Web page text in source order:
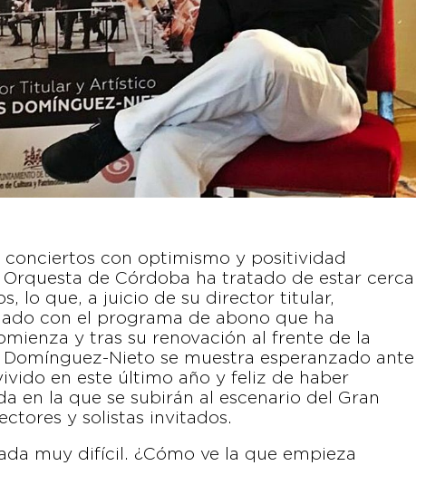
con optimismo y positividad
de Córdoba ha tratado de estar cerca
lo que, a juicio de su director titular,
con el programa de abono que ha
y tras su renovación al frente de la
Nieto se muestra esperanzado ante
en este último año y feliz de haber
en la que se subirán al escenario del Gran
y solistas invitados.
muy difícil. ¿Cómo ve la que empieza